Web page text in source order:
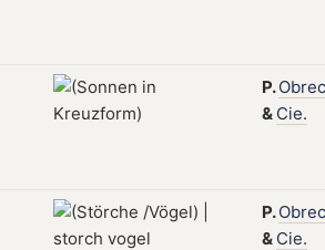
P.
& Cie.
P.
& Cie.